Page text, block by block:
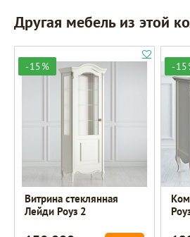
Другая мебель из этой
-15%
Витрина стеклянная
Лейди Роуз 2
-